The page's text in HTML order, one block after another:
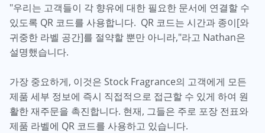
"우리는 고객들이 각 향유에 대한 필요한 문서에 연결할 수
있도록 QR 코드를 사용합니다. QR 코드는 시간과 종이[와
귀중한 라벨 공간]를 절약할 뿐만 아니라,"라고 Nathan은
설명했습니다.
가장 중요하게, 이것은 Stock Fragrance의 고객에게 모든
제품 세부 정보에 즉시 직접적으로 접근할 수 있게 하여 원
활한 재주문을 촉진합니다. 현재, 그들은 주로 포장 전표와
제품 라벨에 QR 코드를 사용하고 있습니다.